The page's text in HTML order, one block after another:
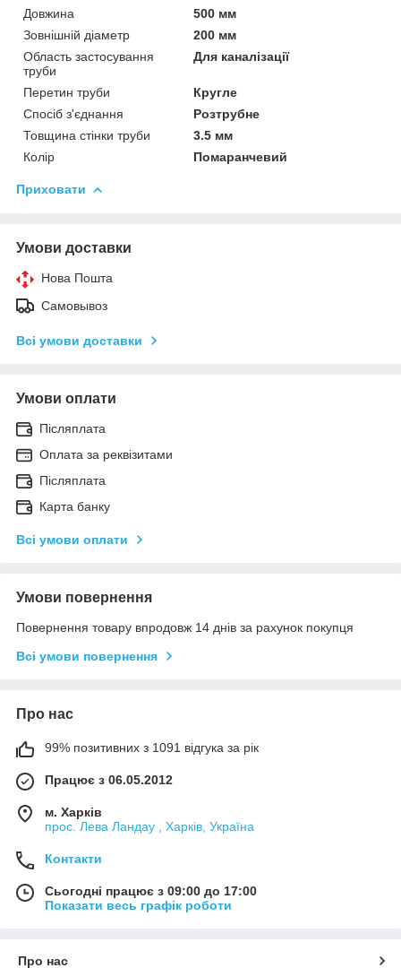
Довжина
500 мм
Зовнішній діаметр
200 мм
Область застосування
труби
Для каналізації
Перетин труби
Кругле
Спосіб з'єднання
Розтрубне
Товщина стінки труби
3.5 мм
Колір
Помаранчевий
Приховати
Умови доставки
Нова Пошта
Самовывоз
Всі умови доставки
Умови оплати
Післяплата
Оплата за реквізитами
Післяплата
Карта банку
Всі умови оплати
Умови повернення
Повернення товару впродовж 14 днів за рахунок покупця
Всі умови повернення
Про нас
99% позитивних з 1091 відгука за рік
Працює з 06.05.2012
м. Харків
прос. Лева Ландау , Харків, Україна
Контакти
Сьогодні працює з 09:00 до 17:00
Показати весь графік роботи
Про нас